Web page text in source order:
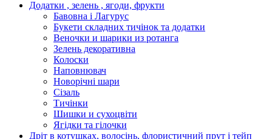
Додатки , зелень , ягоди, фрукти
Бавовна і Лагурус
Букети складних тичінок та додатки
Веночки и шарики из ротанга
Зелень декоративна
Колоски
Наповнювач
Новорічні шари
Сізаль
Тичінки
Шишки и сухоцвіти
Ягідки та гілочки
Дріт в котушках, волосінь, флористичний прут і тейп